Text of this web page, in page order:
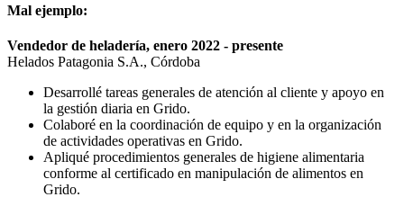
Mal ejemplo:
Vendedor de heladería, enero 2022 - presente
Helados Patagonia S.A., Córdoba
Desarrollé tareas generales de atención al cliente y apoyo en
la gestión diaria en Grido.
Colaboré en la coordinación de equipo y en la organización
de actividades operativas en Grido.
Apliqué procedimientos generales de higiene alimentaria
conforme al certificado en manipulación de alimentos en
Grido.